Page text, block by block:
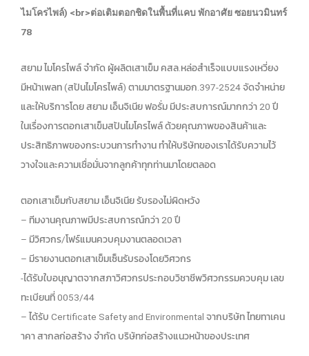
ไมโครไพล์) <br>ต่อเติมตอกชิดในพื้นที่แคบ พักอาศัย ซอยนวมินทร์
78
สยาม ไมโครไพล์ จำกัด ผู้ผลิตเสาเข็ม คสล.หล่อสำเร็จแบบแรงเหวี่ยง
มีหน้าเพลท (สปันไมโครไพล์) ตามมาตรฐานมอก.397-2524 จัดจำหน่าย
และให้บริการโดย สยาม เอ็นจิเนีย ฟอรั่ม มีประสบการณ์มากกว่า 20 ปี
ในเรื่องการตอกเสาเข็มสปันไมโครไพล์ ด้วยคุณภาพของสินค้าและ
ประสิทธิภาพของกระบวนการทำงาน ทำให้บริษัทของเราได้รับความไว้
วางใจและความเชื่อมั่นจากลูกค้าทุกท่านมาโดยตลอด
ตอกเสาเข็มกับสยาม เอ็นจิเนีย รับรองไม่ผิดหวัง
– ทีมงานคุณภาพมีประสบการณ์กว่า 20 ปี
– มีวิศวกร/โฟร์แมนควบคุมงานตลอดเวลา
– มีรายงานตอกเสาเข็มเซ็นรับรองโดยวิศวกร
-ได้รับใบอนุญาตจากสภาวิศวกรประกอบวิชาชีพวิศวกรรมควบคุม เลข
ทะเบียนที่ 0053/44
– ได้รับ Certificate Safety and Environmental จากบริษัท ไทยทาเคน
าคา สากลก่อสร้าง จำกัด บริษัทก่อสร้างแนวหน้าของประเทศ